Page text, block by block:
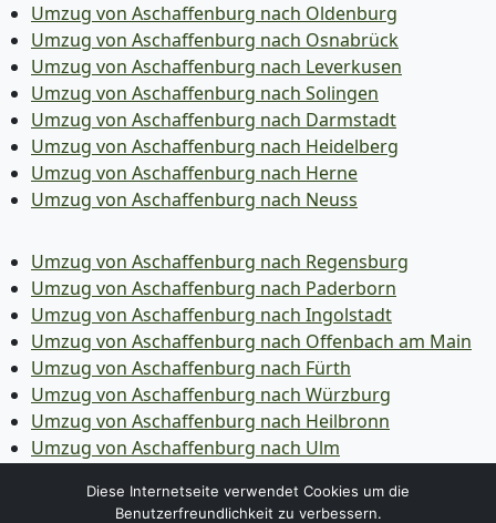
Umzug von Aschaffenburg nach Oldenburg
Umzug von Aschaffenburg nach Osnabrück
Umzug von Aschaffenburg nach Leverkusen
Umzug von Aschaffenburg nach Solingen
Umzug von Aschaffenburg nach Darmstadt
Umzug von Aschaffenburg nach Heidelberg
Umzug von Aschaffenburg nach Herne
Umzug von Aschaffenburg nach Neuss
Umzug von Aschaffenburg nach Regensburg
Umzug von Aschaffenburg nach Paderborn
Umzug von Aschaffenburg nach Ingolstadt
Umzug von Aschaffenburg nach Offenbach am Main
Umzug von Aschaffenburg nach Fürth
Umzug von Aschaffenburg nach Würzburg
Umzug von Aschaffenburg nach Heilbronn
Umzug von Aschaffenburg nach Ulm
Umzug von Aschaffenburg nach Wolfsburg
Diese Internetseite verwendet Cookies um die
Benutzerfreundlichkeit zu verbessern.